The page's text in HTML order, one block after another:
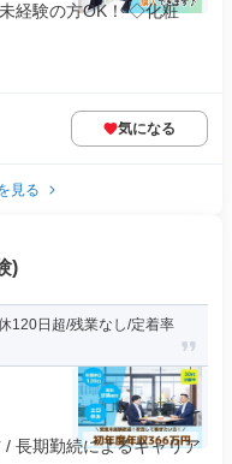
経験の方OK！ ◇化粧
気になる
見る
)
120日超/残業なし/定着率
長期勤続によるキャリア